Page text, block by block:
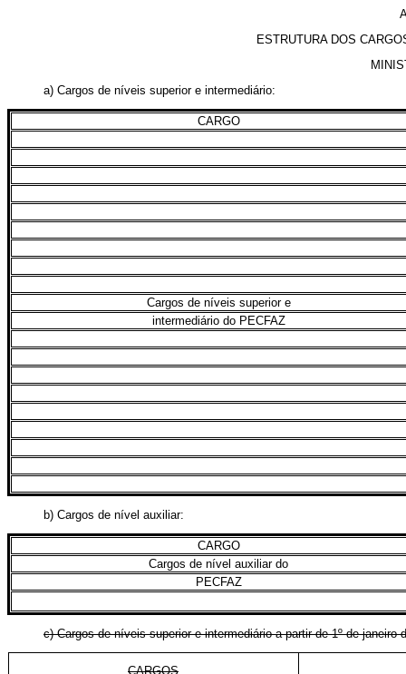
ESTRUTURA DOS
a) Cargos de níveis superior e intermediário:
CARGO
Cargos de níveis superior e
intermediário do PECFAZ
b) Cargos de nível auxiliar:
CARGO
Cargos de nível auxiliar do
PECFAZ
c) Cargos de níveis superior e intermediário a partir de 1º de
CARGOS